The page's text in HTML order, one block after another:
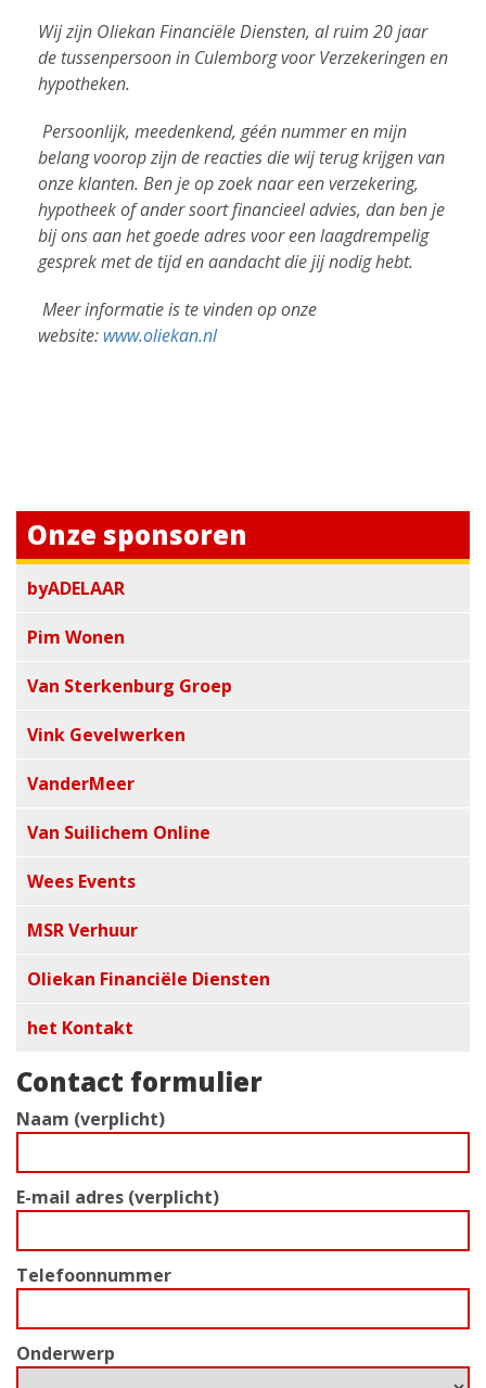
Wij zijn Oliekan Financiële Diensten, al ruim 20 jaar
de tussenpersoon in Culemborg voor Verzekeringen en
hypotheken.
Persoonlijk, meedenkend, géén nummer en mijn
belang voorop zijn de reacties die wij terug krijgen van
onze klanten. Ben je op zoek naar een verzekering,
hypotheek of ander soort financieel advies, dan ben je
bij ons aan het goede adres voor een laagdrempelig
gesprek met de tijd en aandacht die jij nodig hebt.
Meer informatie is te vinden op onze
website: www.oliekan.nl
Onze sponsoren
byADELAAR
Pim Wonen
Van Sterkenburg Groep
Vink Gevelwerken
VanderMeer
Van Suilichem Online
Wees Events
MSR Verhuur
Oliekan Financiële Diensten
het Kontakt
Contact formulier
Naam (verplicht)
E-mail adres (verplicht)
Telefoonnummer
Onderwerp